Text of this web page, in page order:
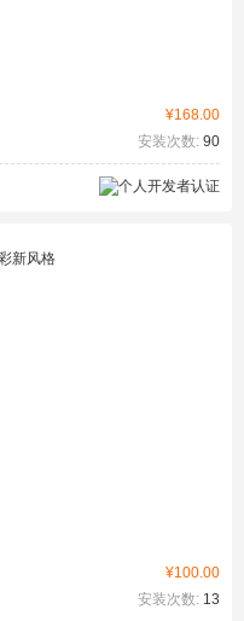
¥168.00
安装次数: 90
¥100.00
安装次数: 13